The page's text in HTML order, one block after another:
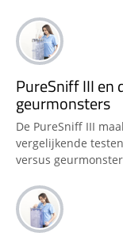
PureSniff III en
geurmonsters
De PureSniff III
vergelijkende
versus